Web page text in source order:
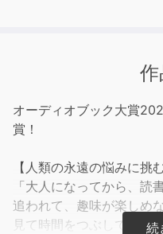
オーディオブック大賞
賞！
【人類の永遠の悩みに挑む
「大人になってから、読
追われて、趣味が楽しめ
見て時間をつぶしてしま